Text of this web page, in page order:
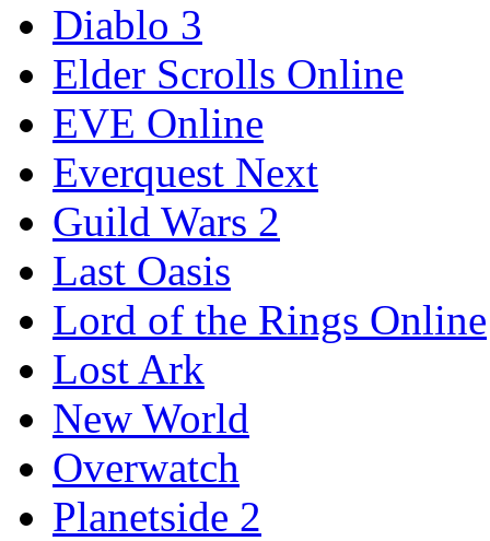
Diablo 3
Elder Scrolls Online
EVE Online
Everquest Next
Guild Wars 2
Last Oasis
Lord of the Rings Online
Lost Ark
New World
Overwatch
Planetside 2